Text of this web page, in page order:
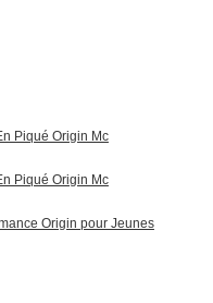
Piqué Origin Mc
Piqué Origin Mc
Origin pour Jeunes